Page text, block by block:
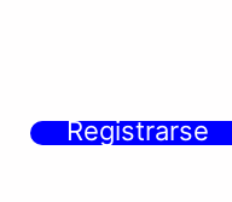
Registrarse